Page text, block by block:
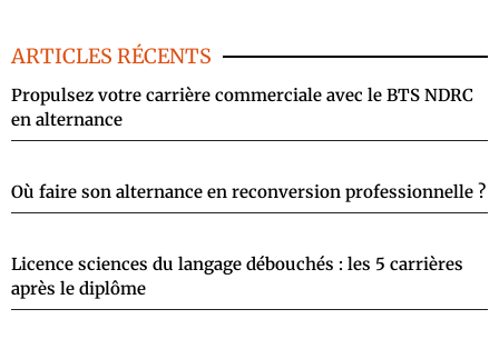
ARTICLES RÉCENTS
Propulsez votre carrière commerciale avec le BTS NDRC
en alternance
Où faire son alternance en reconversion professionnelle ?
Licence sciences du langage débouchés : les 5 carrières
après le diplôme